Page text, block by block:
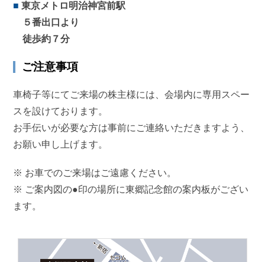
■東京メトロ明治神宮前駅
５番出口より
徒歩約７分
ご注意事項
車椅子等にてご来場の株主様には、会場内に専用スペー
スを設けております。
お手伝いが必要な方は事前にご連絡いただきますよう、
お願い申し上げます。
※ お車でのご来場はご遠慮ください。
※ ご案内図の●印の場所に東郷記念館の案内板がござい
ます。